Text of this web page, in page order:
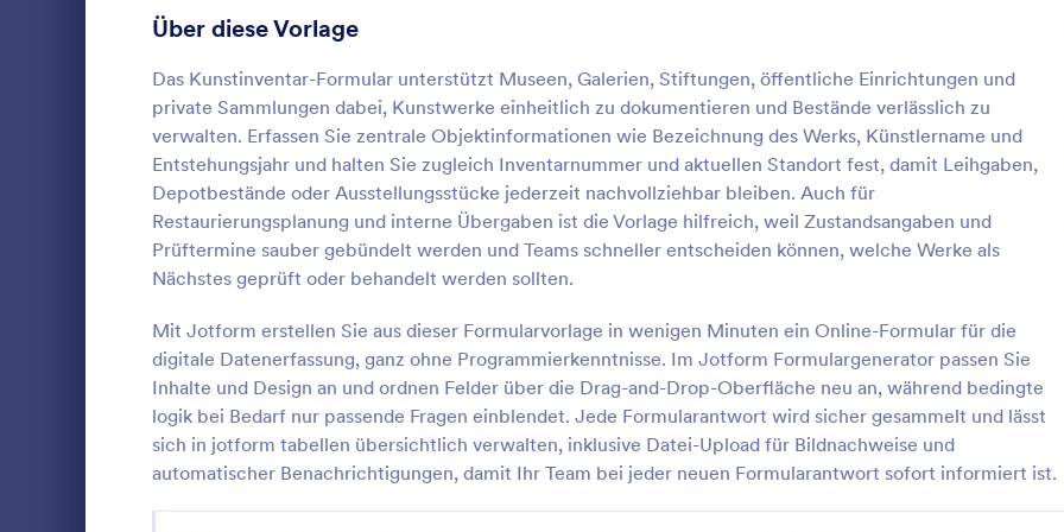
Über diese Vorlage
Das Kunstinventar-Formular unterstützt Museen, Galerien, Stiftungen, öffentliche Einrichtungen und
private Sammlungen dabei, Kunstwerke einheitlich zu dokumentieren und Bestände verlässlich zu
verwalten. Erfassen Sie zentrale Objektinformationen wie Bezeichnung des Werks, Künstlername und
Entstehungsjahr und halten Sie zugleich Inventarnummer und aktuellen Standort fest, damit Leihgaben,
Depotbestände oder Ausstellungsstücke jederzeit nachvollziehbar bleiben. Auch für
Restaurierungsplanung und interne Übergaben ist die Vorlage hilfreich, weil Zustandsangaben und
Prüftermine sauber gebündelt werden und Teams schneller entscheiden können, welche Werke als
Nächstes geprüft oder behandelt werden sollten.
Mit Jotform erstellen Sie aus dieser Formularvorlage in wenigen Minuten ein Online-Formular für die
digitale Datenerfassung, ganz ohne Programmierkenntnisse. Im Jotform Formulargenerator passen Sie
Inhalte und Design an und ordnen Felder über die Drag-and-Drop-Oberfläche neu an, während bedingte
logik bei Bedarf nur passende Fragen einblendet. Jede Formularantwort wird sicher gesammelt und lässt
sich in jotform tabellen übersichtlich verwalten, inklusive Datei-Upload für Bildnachweise und
automatischer Benachrichtigungen, damit Ihr Team bei jeder neuen Formularantwort sofort informiert ist.
Lagerinventarformular
Die Verfolgung des Lagerbestands kann
schwierig sein, und diese Schwierigkeit
Ladens, des Supermarkts usw. zu. Viele
Menschen verwenden Papier, aber es hat
sich gezeigt, dass dies ein sehr unsicherer
Weg ist, um solche Aufzeichnungen zu
erfassen. Daher brauchen Sie dieses
Lagerinventarformular, mit dem Sie alle Ihre
Bestände erfassen können. Das Gute an
diesem Formular ist, dass es für die meisten
Arten von Unternehmen geeignet ist.
Go to Category:
Asset-Tracking-Formulare
Vorlage verwenden
:
Ein Inventarverwaltungsformular
Einzelhandelsunternehmens
den Überblick über den Bestand
Geschäfts zu behalten. Wenn Sie
Einzelhandelsgeschäft betreiben,
wichtig, dass Sie jederzeit den
über Ihren Bestand behalten.
sicher, dass Sie nicht zu viele
bestellen, indem Sie ein Formular
Bestandsverwaltung verwenden,
Ihre Einkäufe zu erfassen. Passen
Go to Category:
Asset-Tracking-Formulare
Vorlage verwenden
Anmeldeformulare
Abstimmung 35
Abstract-Formulare
Genehmigungsformulare 91
Bewertungsformulare 74
Anwesenheitsformulare 11
Audit Formulare 63
Autorisierungsformulare 79
Award-Formulare 16
Black Friday Formulare 32